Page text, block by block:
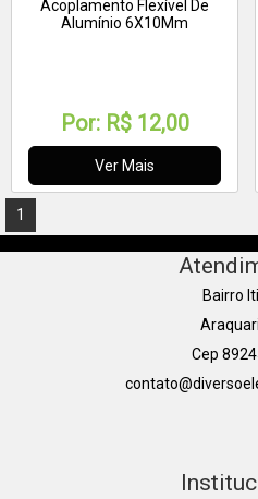
Acoplamento Flexível De
Alumínio 6X10Mm
Por: R$ 12,00
Ver Mais
1
Bairro
Cep